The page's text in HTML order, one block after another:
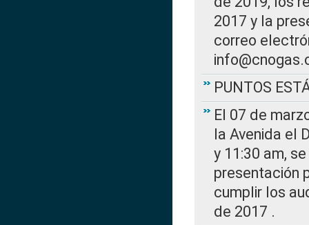
2017 y la
correo
PUNTOS
El 07 de
la Avenida el
y 11:30 am,
presentación
cumplir los
de 2017 .